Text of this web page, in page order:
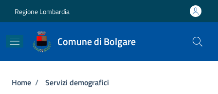
Regione Lombardia
Comune di Bolgare
Briciole di pane
Home / Servizi demografici